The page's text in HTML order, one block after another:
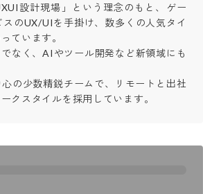
設計現場」という理念のもと、ゲー
のUX/UIを手掛け、数多くの人気タイ
ています。
なく、AIやツール開発など新領域にも
の少数精鋭チームで、リモートと出社
クスタイルを採用しています。